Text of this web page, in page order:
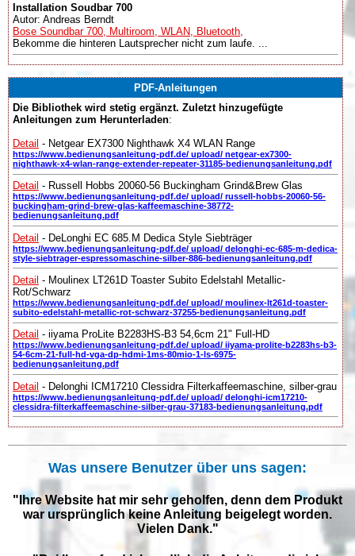
Installation Soudbar 700
Autor: Andreas Berndt
Bose Soundbar 700, Multiroom, WLAN, Bluetooth,
Bekomme die hinteren Lautsprecher nicht zum laufe. ...
PDF-Anleitungen
Die Bibliothek wird stetig ergänzt. Zuletzt hinzugefügte
Anleitungen zum Herunterladen:
Detail - Netgear EX7300 Nighthawk X4 WLAN Range
https://www.bedienungsanleitung-pdf.de/ upload/ netgear-ex7300-
nighthawk-x4-wlan-range-extender-repeater-31185-bedienungsanleitung.pdf
Detail - Russell Hobbs 20060-56 Buckingham Grind&Brew Glas
https://www.bedienungsanleitung-pdf.de/ upload/ russell-hobbs-20060-56-
buckingham-grind-brew-glas-kaffeemaschine-38772-
bedienungsanleitung.pdf
Detail - DeLonghi EC 685.M Dedica Style Siebträger
https://www.bedienungsanleitung-pdf.de/ upload/ delonghi-ec-685-m-dedica-
style-siebtrager-espressomaschine-silber-886-bedienungsanleitung.pdf
Detail - Moulinex LT261D Toaster Subito Edelstahl Metallic-
Rot/Schwarz
https://www.bedienungsanleitung-pdf.de/ upload/ moulinex-lt261d-toaster-
subito-edelstahl-metallic-rot-schwarz-37255-bedienungsanleitung.pdf
Detail - iiyama ProLite B2283HS-B3 54,6cm 21" Full-HD
https://www.bedienungsanleitung-pdf.de/ upload/ iiyama-prolite-b2283hs-b3-
54-6cm-21-full-hd-vga-dp-hdmi-1ms-80mio-1-ls-6975-
bedienungsanleitung.pdf
Detail - Delonghi ICM17210 Clessidra Filterkaffeemaschine, silber-grau
https://www.bedienungsanleitung-pdf.de/ upload/ delonghi-icm17210-
clessidra-filterkaffeemaschine-silber-grau-37183-bedienungsanleitung.pdf
Was unsere Benutzer über uns sagen:
"Ihre Website hat mir sehr geholfen, denn dem Produkt
war ursprünglich keine Anleitung beigelegt worden.
Vielen Dank."